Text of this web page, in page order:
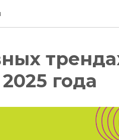
года